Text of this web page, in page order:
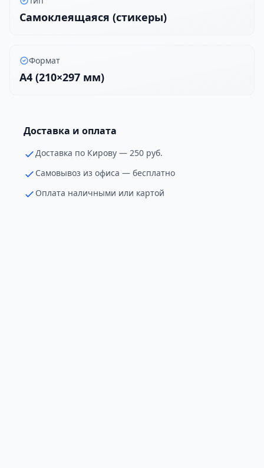
Самоклеящаяся (стикеры)
Формат
A4 (210×297 мм)
Доставка и оплата
Доставка по Кирову — 250 руб.
Самовывоз из офиса — бесплатно
Оплата наличными или картой